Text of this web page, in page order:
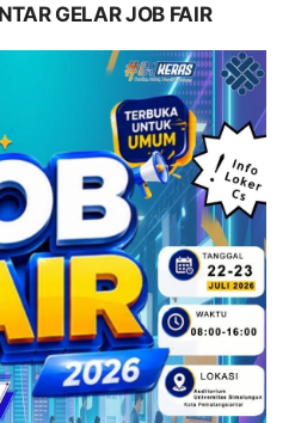
GELAR JOB FAIR